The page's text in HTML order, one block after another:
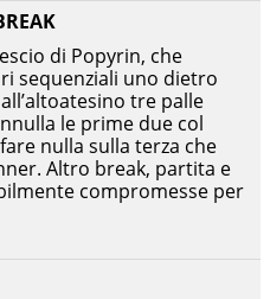
di Popyrin, che
sequenziali uno dietro
tre palle
le prime due col
nulla sulla terza che
Altro break, partita e
compromesse per